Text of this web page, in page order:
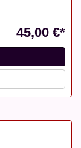
45,00 €*